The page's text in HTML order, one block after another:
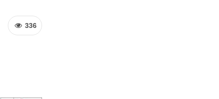
336